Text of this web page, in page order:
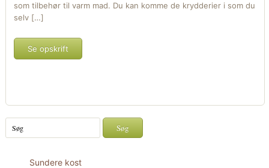
som tilbehør til varm mad. Du kan komme de krydderier i som du
selv […]
Se opskrift
Sundere kost